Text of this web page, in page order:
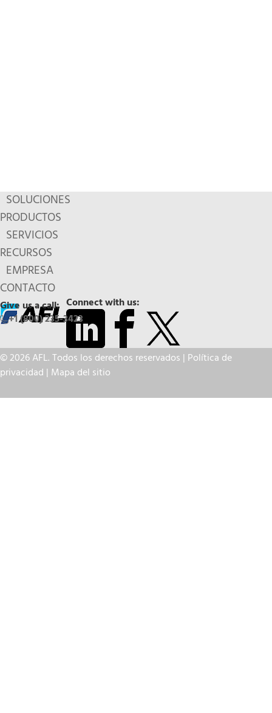
SOLUCIONES
PRODUCTOS
SERVICIOS
RECURSOS
EMPRESA
CONTACTO
Connect with us:
Give us a call:
+1 (800) 235-3423
© 2026 AFL. Todos los derechos reservados | Política de
privacidad | Mapa del sitio